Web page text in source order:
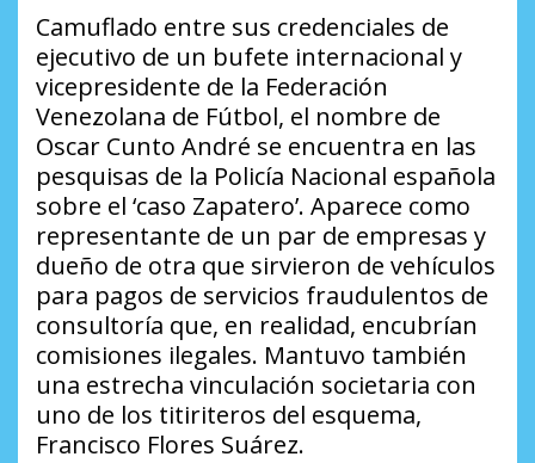
Camuflado entre sus credenciales de
ejecutivo de un bufete internacional y
vicepresidente de la Federación
Venezolana de Fútbol, el nombre de
Oscar Cunto André se encuentra en las
pesquisas de la Policía Nacional española
sobre el ‘caso Zapatero’. Aparece como
representante de un par de empresas y
dueño de otra que sirvieron de vehículos
para pagos de servicios fraudulentos de
consultoría que, en realidad, encubrían
comisiones ilegales. Mantuvo también
una estrecha vinculación societaria con
uno de los titiriteros del esquema,
Francisco Flores Suárez.